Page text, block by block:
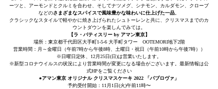
ーツと、アーモンドとクルミを合わせ、そしてナツメグ、シナモン、カルダモン、クローブ
などのさまざまなスパイスで風味豊かな味わいに仕上げた一品
クラシックなスタイルで軽やかに焼き上げられたシュトーレンと共に、クリスマスまでのカ
ウントダウンを楽しんでみては。
【ラ・パティスリー by アマン東京】
場所：東京都千代田区大手町1-5-6 大手町タワー OOTEMORI地下2階
営業時間：月～金曜日（午前7時から午後8時、土曜日・祝日（午前10時から午後7時））
※日曜日定休、12月25日(日)は営業いたします。
※新型コロナウイルスの状況により営業時間が変更になる場合がございます。最新情報は公
式HPをご覧ください
●アマン東京 オリジナル クリスマスケーキ 2022 「パブロヴァ」
予約受付開始：11月1日(火)午前11時〜